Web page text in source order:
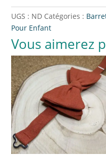
UGS : ND Catégories :
Pour Enfant
Vous aimerez